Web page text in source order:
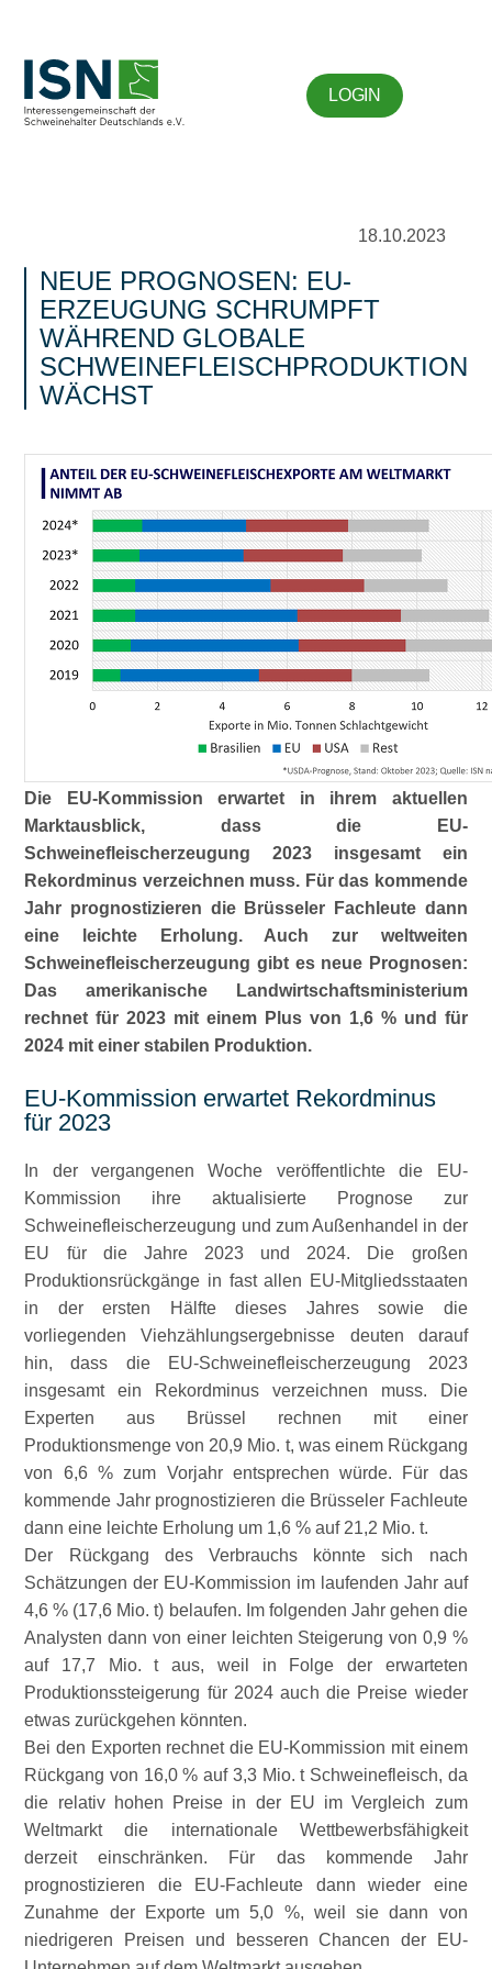
LOGIN
18.10.2023
NEUE PROGNOSEN: EU-
ERZEUGUNG SCHRUMPFT
WÄHREND GLOBALE
SCHWEINEFLEISCHPRODUKTION
WÄCHST
Die EU-Kommission erwartet in ihrem aktuellen
Marktausblick, dass die EU-
Schweinefleischerzeugung 2023 insgesamt ein
Rekordminus verzeichnen muss. Für das kommende
Jahr prognostizieren die Brüsseler Fachleute dann
eine leichte Erholung. Auch zur weltweiten
Schweinefleischerzeugung gibt es neue Prognosen:
Das amerikanische Landwirtschaftsministerium
rechnet für 2023 mit einem Plus von 1,6 % und für
2024 mit einer stabilen Produktion.
EU-Kommission erwartet Rekordminus
für 2023
In der vergangenen Woche veröffentlichte die EU-
Kommission ihre aktualisierte Prognose zur
Schweinefleischerzeugung und zum Außenhandel in der
EU für die Jahre 2023 und 2024. Die großen
Produktionsrückgänge in fast allen EU-Mitgliedsstaaten
in der ersten Hälfte dieses Jahres sowie die
vorliegenden Viehzählungsergebnisse deuten darauf
hin, dass die EU-Schweinefleischerzeugung 2023
insgesamt ein Rekordminus verzeichnen muss. Die
Experten aus Brüssel rechnen mit einer
Produktionsmenge von 20,9 Mio. t, was einem Rückgang
von 6,6 % zum Vorjahr entsprechen würde. Für das
kommende Jahr prognostizieren die Brüsseler Fachleute
dann eine leichte Erholung um 1,6 % auf 21,2 Mio. t.
Der Rückgang des Verbrauchs könnte sich nach
Schätzungen der EU-Kommission im laufenden Jahr auf
4,6 % (17,6 Mio. t) belaufen. Im folgenden Jahr gehen die
Analysten dann von einer leichten Steigerung von 0,9 %
auf 17,7 Mio. t aus, weil in Folge der erwarteten
Produktionssteigerung für 2024 auch die Preise wieder
etwas zurückgehen könnten.
Bei den Exporten rechnet die EU-Kommission mit einem
Rückgang von 16,0 % auf 3,3 Mio. t Schweinefleisch, da
die relativ hohen Preise in der EU im Vergleich zum
Weltmarkt die internationale Wettbewerbsfähigkeit
derzeit einschränken. Für das kommende Jahr
prognostizieren die EU-Fachleute dann wieder eine
Zunahme der Exporte um 5,0 %, weil sie dann von
niedrigeren Preisen und besseren Chancen der EU-